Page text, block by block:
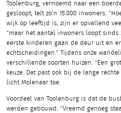
Toolenburg, vernoemd naar een
gesloopt, telt zo’n 15.000 inwoners.
wijk op leeftijd is, zijn er opvallend
"maar het aantal inwoners loopt sinds
eerste kinderen gaan de deur uit en
echtscheidingen." Tijdens onze
verschillende soorten huizen. "Een
keuze. Dat past ook bij de lange
licht Molenaar toe.
Voordeel van Toolenburg is dat de
werden gebouwd. "Vreemd genoeg